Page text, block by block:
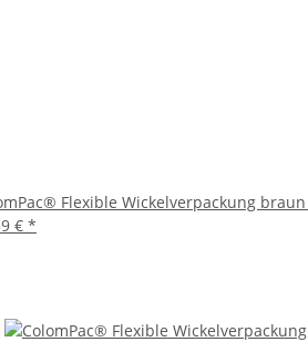
Flexible Wickelverpackung
€ *